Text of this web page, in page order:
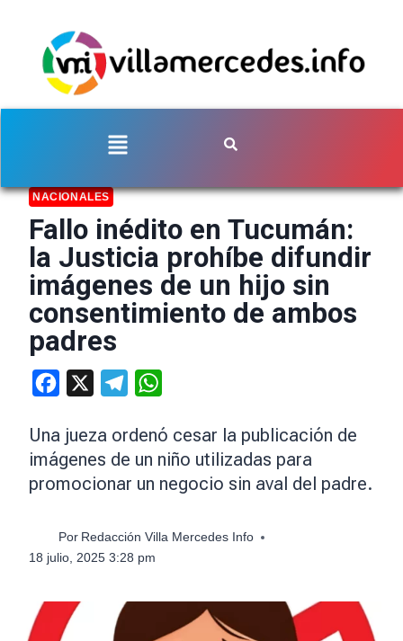
NACIONALES
Fallo inédito en Tucumán:
la Justicia prohíbe difundir
imágenes de un hijo sin
consentimiento de ambos
padres
Facebook Telegram
Una jueza ordenó cesar la publicación de
imágenes de un niño utilizadas para
promocionar un negocio sin aval del padre.
Por Redacción Villa Mercedes Info
18 julio, 2025 3:28 pm